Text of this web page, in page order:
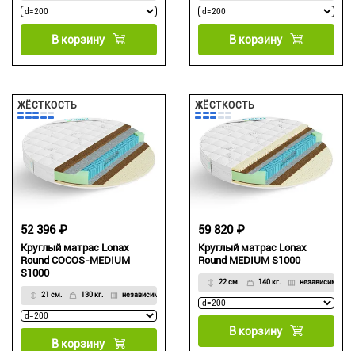
В корзину В корзину
ЖЁСТКОСТЬ
Круглый матрас Lonax
Round COCOS-MEDIUM
S1000
21 см. 130 кг. независимый
52 396 ₽
В корзину
ЖЁСТКОСТЬ
Круглый матрас Lonax
Round MEDIUM S1000
22 см. 140 кг. независимый
59 820 ₽
В корзину